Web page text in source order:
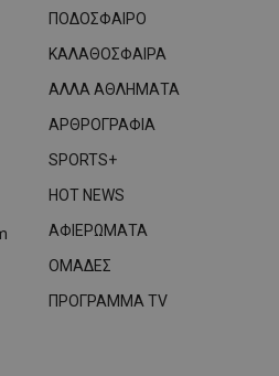
ΠΟΔΟΣΦΑΙΡΟ
ΚΑΛΑΘΟΣΦΑΙΡΑ
ΑΛΛΑ ΑΘΛΗΜΑΤΑ
ΑΡΘΡΟΓΡΑΦΙΑ
SPORTS+
HOT NEWS
ΑΦΙΕΡΩΜΑΤΑ
ΟΜΑΔΕΣ
ΠΡΟΓΡΑΜΜΑ TV